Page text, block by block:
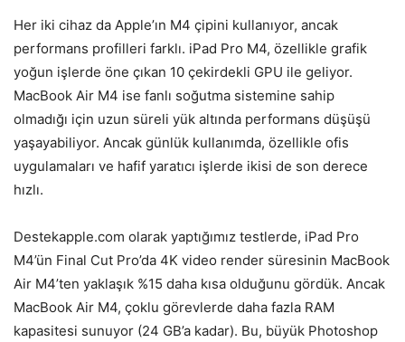
Her iki cihaz da Apple’ın M4 çipini kullanıyor, ancak
performans profilleri farklı. iPad Pro M4, özellikle grafik
yoğun işlerde öne çıkan 10 çekirdekli GPU ile geliyor.
MacBook Air M4 ise fanlı soğutma sistemine sahip
olmadığı için uzun süreli yük altında performans düşüşü
yaşayabiliyor. Ancak günlük kullanımda, özellikle ofis
uygulamaları ve hafif yaratıcı işlerde ikisi de son derece
hızlı.
Destekapple.com olarak yaptığımız testlerde, iPad Pro
M4’ün Final Cut Pro’da 4K video render süresinin MacBook
Air M4’ten yaklaşık %15 daha kısa olduğunu gördük. Ancak
MacBook Air M4, çoklu görevlerde daha fazla RAM
kapasitesi sunuyor (24 GB’a kadar). Bu, büyük Photoshop